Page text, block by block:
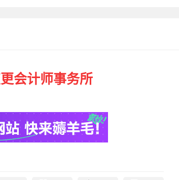
会计师事务所